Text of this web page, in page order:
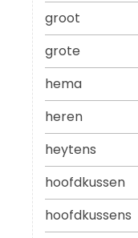
groot
grote
hema
heren
heytens
hoofdkussen
hoofdkussens